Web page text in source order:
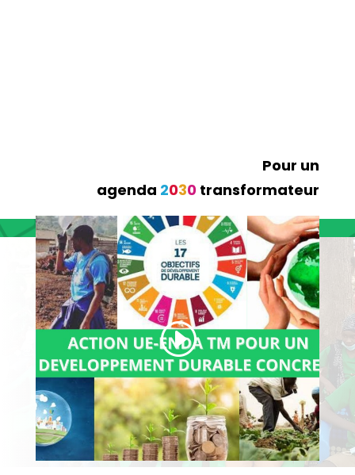
Pour un
agenda 2030 transformateur